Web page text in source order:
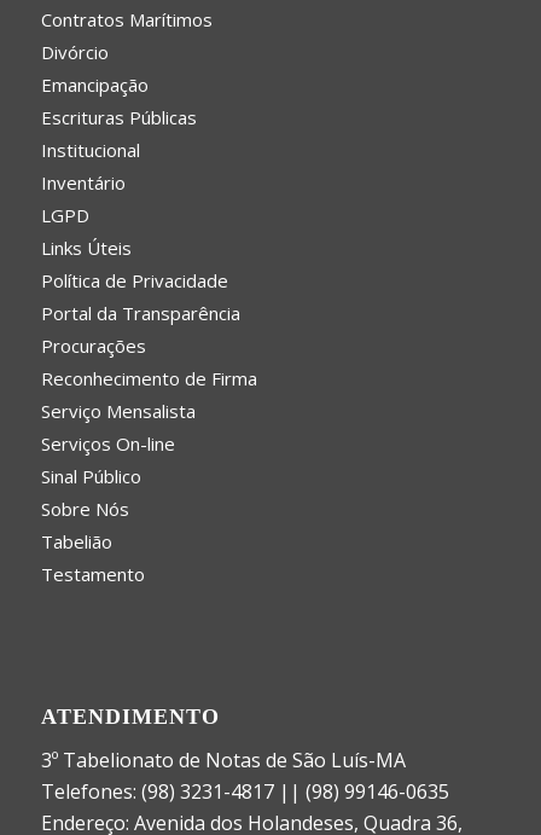
Contratos Marítimos
Divórcio
Emancipação
Escrituras Públicas
Institucional
Inventário
LGPD
Links Úteis
Política de Privacidade
Portal da Transparência
Procurações
Reconhecimento de Firma
Serviço Mensalista
Serviços On-line
Sinal Público
Sobre Nós
Tabelião
Testamento
ATENDIMENTO
3º Tabelionato de Notas de São Luís-MA
Telefones: (98) 3231-4817 || (98) 99146-0635
Endereço: Avenida dos Holandeses, Quadra 36,